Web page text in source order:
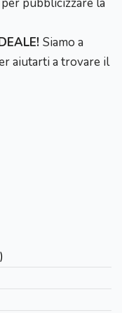
pubblicizzare la
Siamo a
aiutarti a trovare il